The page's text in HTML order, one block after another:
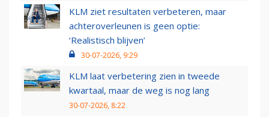
KLM ziet resultaten verbeteren, maar
achteroverleunen is geen optie:
‘Realistisch blijven’
30-07-2026, 9:29
KLM laat verbetering zien in tweede
kwartaal, maar de weg is nog lang
30-07-2026, 8:22